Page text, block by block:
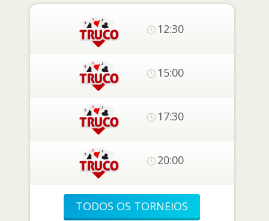
12:30
15:00
17:30
20:00
TODOS OS TORNEIOS